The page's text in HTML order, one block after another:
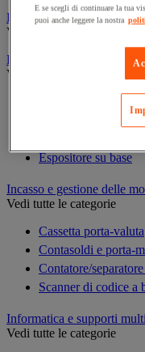
Elezione
Vedi tutte le categorie
Espositore
Vedi tutte le categorie
Espositore su base
Incasso e gestione delle
Vedi tutte le categorie
Cassetta porta-valuta
Contasoldi e porta-
Contatore/
Scanner di codice a
Informatica e supporti
Vedi tutte le categorie
E se scegli di continuare la tua
puoi anche leggere la nostra